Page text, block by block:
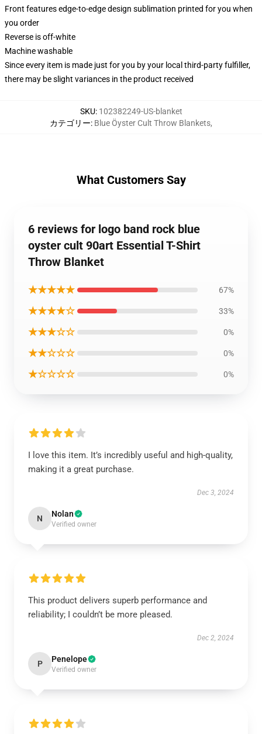
Front features edge-to-edge design sublimation printed for you when
you order
Reverse is off-white
Machine washable
Since every item is made just for you by your local third-party fulfiller,
there may be slight variances in the product received
SKU: 102382249-US-blanket
カテゴリー: Blue Öyster Cult Throw Blankets,
What Customers Say
6 reviews for logo band rock blue
oyster cult 90art Essential T-Shirt
Throw Blanket
★★★★★ 67%
★★★★☆ 33%
★★★☆☆ 0%
★★☆☆☆ 0%
★☆☆☆☆ 0%
I love this item. It’s incredibly useful and high-quality,
making it a great purchase.
Dec 3, 2024
N Nolan
Verified owner
This product delivers superb performance and
reliability; I couldn’t be more pleased.
Dec 2, 2024
P Penelope
Verified owner